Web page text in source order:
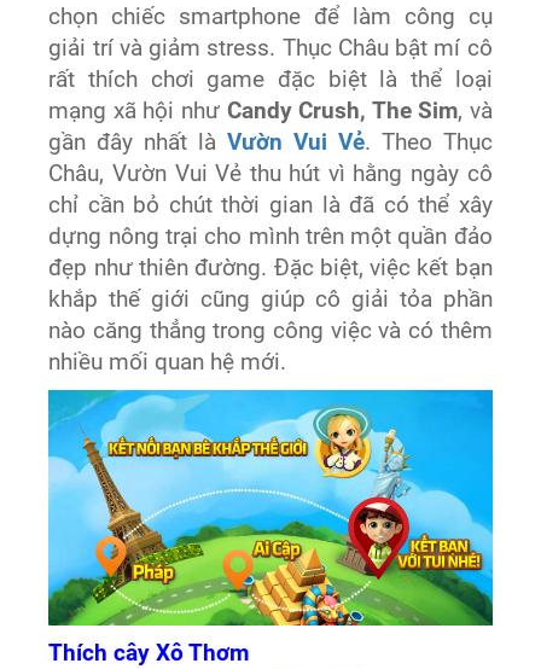
chọn chiếc smartphone để làm công cụ
giải trí và giảm stress. Thục Châu bật mí cô
rất thích chơi game đặc biệt là thể loại
mạng xã hội như Candy Crush, The Sim, và
gần đây nhất là Vườn Vui Vẻ. Theo Thục
Châu, Vườn Vui Vẻ thu hút vì hằng ngày cô
chỉ cần bỏ chút thời gian là đã có thể xây
dựng nông trại cho mình trên một quần đảo
đẹp như thiên đường. Đặc biệt, việc kết bạn
khắp thế giới cũng giúp cô giải tỏa phần
nào căng thẳng trong công việc và có thêm
nhiều mối quan hệ mới.
Thích cây Xô Thơm